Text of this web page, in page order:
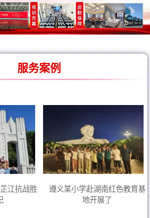
服务案例
江抗战胜
遵义某小学赴湖南红色教育基
地开展了